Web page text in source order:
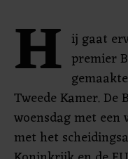
H ij gaat
premier
Tweede Kamer.
woensdag met
met het